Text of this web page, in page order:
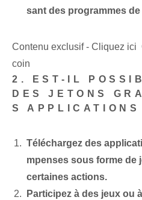
sant des programmes
Contenu exclusif - Cliquez ici
coin
2. EST-IL
DES JETONS
S
Téléchargez des
mpenses sous forme de
certaines actions.
Participez à des jeux ou